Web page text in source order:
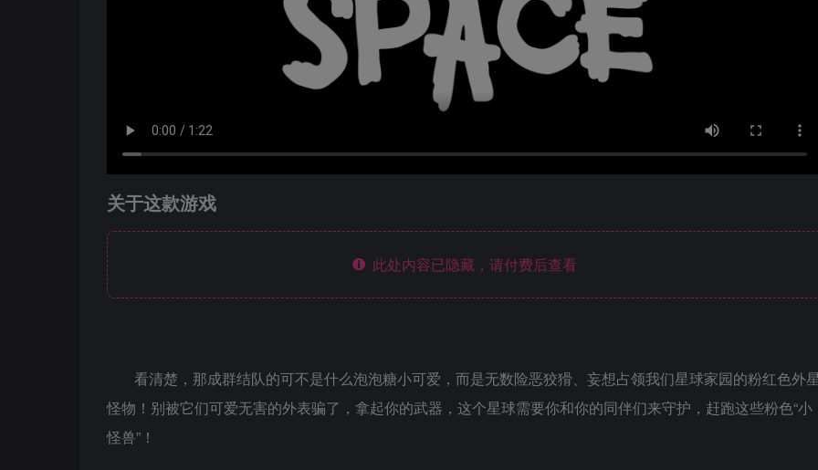
关于这款游戏
此处内容已隐藏，请付费后查看
看清楚，那成群结队的可不是什么泡泡糖小可爱，而是无数险恶狡猾、妄想占领我们星球家园的粉红色外
怪物！别被它们可爱无害的外表骗了，拿起你的武器，这个星球需要你和你的同伴们来守护，赶跑这些粉色“小
怪兽”！